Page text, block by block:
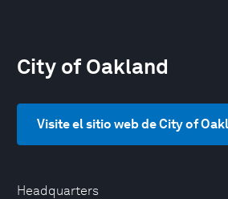
Headquarters
City of Oakland
Visite el sitio web de City of